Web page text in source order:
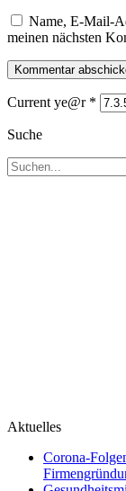
Name, E-Mail-
meinen nächsten
Current ye@r *
Suche
Aktuelles
Corona-